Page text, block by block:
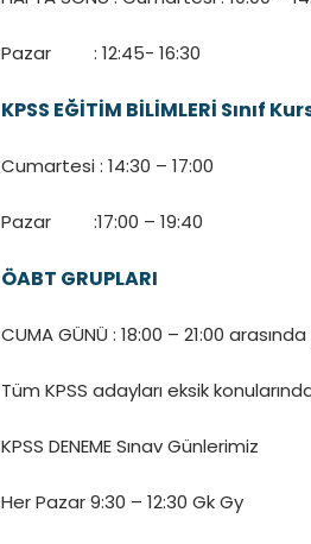
Pazar : 12:45- 16:30
KPSS EĞİTİM BİLİMLERİ Sınıf
Cumartesi : 14:30 – 17:00
Pazar :17:00 – 19:40
ÖABT GRUPLARI
CUMA GÜNÜ : 18:00 – 21:00
Tüm KPSS adayları eksik
KPSS DENEME Sınav Günlerimiz
Her Pazar 9:30 – 12:30 Gk Gy